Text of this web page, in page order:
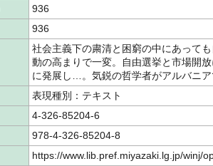
936
936
社会主義下の粛清と困窮の中にあって
動の高まりで一変。自由選挙と市場開
に発展し…。気鋭の哲学者がアルバニ
表現種別：テキスト
4-326-85204-6
978-4-326-85204-8
https://www.lib.pref.miyazaki.lg.jp/winj/